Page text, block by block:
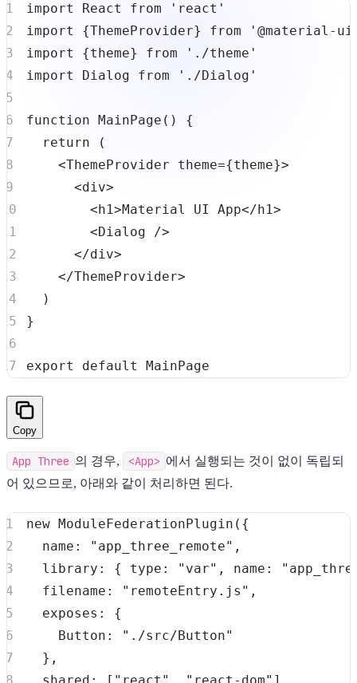
import React from
'react'
import
{ThemeProvider} from
'@material-
import
{theme} from
'./theme'
import
Dialog from './Dialog'
function MainPage ( )
{
return
(
<ThemeProvider theme={theme}>
<div>
<h1>Material UI App</h1>
<Dialog />
</div>
</ThemeProvider>
)
}
export default MainPage
Copy
App Three 의 경우, <App> 에서 실행되는 것이 없이 독립되
어 있으므로, 아래와 같이 처리하면 된다.
new ModuleFederationPlugin ( {
name : "app_three_remote" ,
library : { type : "var" , name :
filename : "remoteEntry.js" ,
exposes :
{
Button :
"./src/Button"
} ,